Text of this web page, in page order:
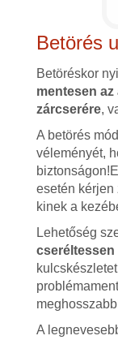
Betörés
Betöréskor
mentesen az
zárcserére,
A betörés
véleményét,
esetén kérjen
kinek a
Lehetőség
cseréltessen
A